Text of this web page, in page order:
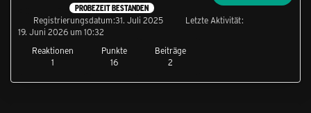
PROBEZEIT BESTANDEN
Reaktionen
1
Punkte
16
Beiträge
2
Registrierungsdatum 31. Juli 2025
Letzte Aktivität
19. Juni 2026 um 10:32